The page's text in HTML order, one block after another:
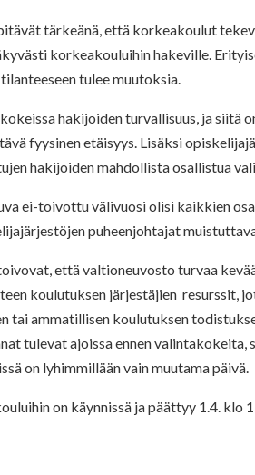
tärkeänä, että korkeakoulut
korkeakouluihin hakeville.
tulee muutoksia.
hakijoiden turvallisuus, ja siitä
fyysinen etäisyys. Lisäksi
hakijoiden mahdollista osallistua
ei-toivottu välivuosi olisi kaikkien
puheenjohtajat
että valtioneuvosto turvaa
koulutuksen järjestäjien resurssit,
tai ammatillisen koulutuksen
tulevat ajoissa ennen valintakokeita,
on lyhimmillään vain muutama päivä.
on käynnissä ja päättyy 1.4. klo